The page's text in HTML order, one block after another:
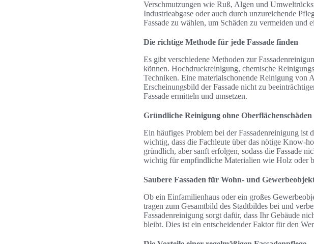
Verschmutzungen wie Ruß, Algen und
Industrieabgase oder auch durch unzureichende
Fassade zu wählen, um Schäden zu vermeiden und
Die richtige Methode für jede Fassade finden
Es gibt verschiedene Methoden zur
können. Hochdruckreinigung, chemische
Techniken. Eine materialschonende Reinigung von
Erscheinungsbild der Fassade nicht zu
Fassade ermitteln und umsetzen.
Gründliche Reinigung ohne Oberflächenschäden
Ein häufiges Problem bei der Fassadenreinigung ist
wichtig, dass die Fachleute über das nötige Know-
gründlich, aber sanft erfolgen, sodass die Fassade
wichtig für empfindliche Materialien wie Holz oder
Saubere Fassaden für Wohn- und
Ob ein Einfamilienhaus oder ein großes
tragen zum Gesamtbild des Stadtbildes bei und
Fassadenreinigung sorgt dafür, dass Ihr Gebäude
bleibt. Dies ist ein entscheidender Faktor für den